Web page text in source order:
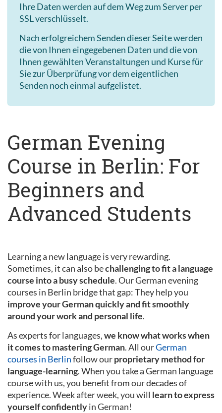
Ihre Daten werden auf dem Weg zum Server per
SSL verschlüsselt.
Nach erfolgreichem Senden dieser Seite werden
die von Ihnen eingegebenen Daten und die von
Ihnen gewählten Veranstaltungen und Kurse für
Sie zur Überprüfung vor dem eigentlichen
Senden noch einmal aufgelistet.
German Evening
Course in Berlin: For
Beginners and
Advanced Students
Learning a new language is very rewarding.
Sometimes, it can also bechallenging to fit a language
course into a busy schedule. Our German evening
courses in Berlin bridge that gap: They help you
improve your German quickly and fit smoothly
around your work and personal life.
As experts for languages,we know what works when
it comes to mastering German. All ourGerman
courses in Berlinfollow ourproprietary method for
language-learning. When you take a German language
course with us, you benefit from our decades of
experience. Week after week, you will learn to express
yourself confidentlyin German!